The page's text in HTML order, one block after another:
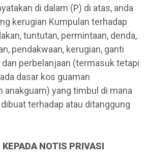
di dalam (P) di atas, anda
kerugian Kumpulan terhadap
tuntutan, permintaan, denda,
pendakwaan, kerugian, ganti
dan perbelanjaan (termasuk tetapi
dasar kos guaman
anakguam) yang timbul di mana
terhadap atau ditanggung
NOTIS PRIVASI